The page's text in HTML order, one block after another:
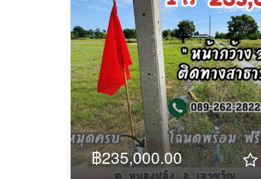
฿235,000.00